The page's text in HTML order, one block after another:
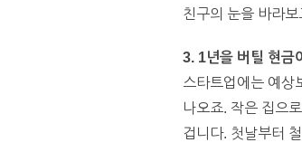
친구의 눈을 바라
3. 1년을 버틸 현금
스타트업에는 예상
나오죠. 작은 집으
겁니다. 첫날부터